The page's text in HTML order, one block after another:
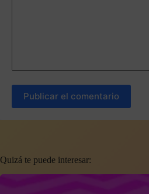
Publicar el comentario
Quizá te puede interesar: